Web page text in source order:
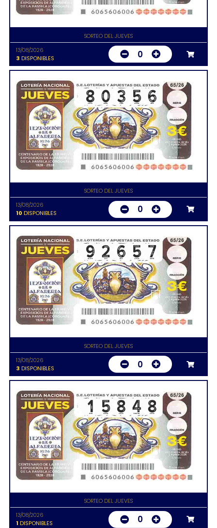
SORTEO DEL JUEVES
13/08/2026
3 DISPONIBLES 0
SORTEO DEL JUEVES
13/08/2026
10 DISPONIBLES 0
SORTEO DEL JUEVES
13/08/2026
3 DISPONIBLES 0
SORTEO DEL JUEVES
13/08/2026
1 DISPONIBLES 0